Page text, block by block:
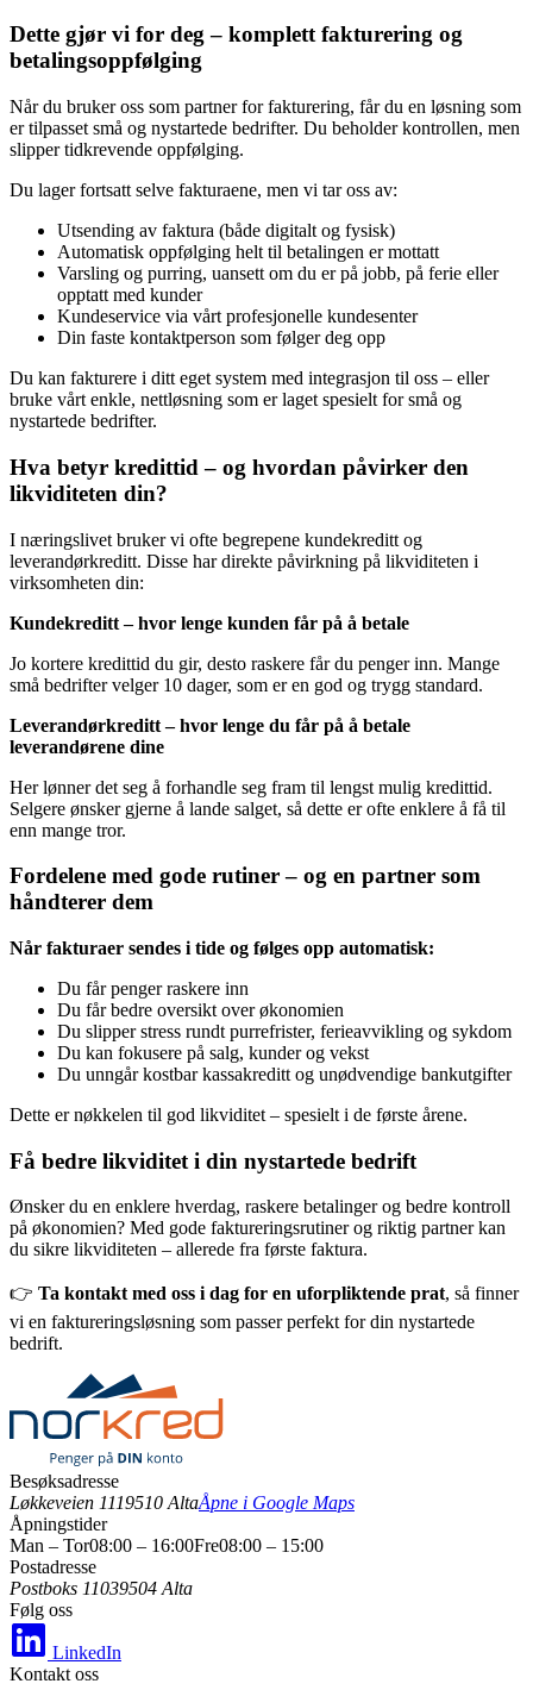
Dette gjør vi for deg – komplett fakturering og
betalingsoppfølging
Når du bruker oss som partner for fakturering, får du en løsning som
er tilpasset små og nystartede bedrifter. Du beholder kontrollen, men
slipper tidkrevende oppfølging.
Du lager fortsatt selve fakturaene, men vi tar oss av:
Utsending av faktura (både digitalt og fysisk)
Automatisk oppfølging helt til betalingen er mottatt
Varsling og purring, uansett om du er på jobb, på ferie eller
opptatt med kunder
Kundeservice via vårt profesjonelle kundesenter
Din faste kontaktperson som følger deg opp
Du kan fakturere i ditt eget system med integrasjon til oss – eller
bruke vårt enkle, nettløsning som er laget spesielt for små og
nystartede bedrifter.
Hva betyr kredittid – og hvordan påvirker den
likviditeten din?
I næringslivet bruker vi ofte begrepene kundekreditt og
leverandørkreditt. Disse har direkte påvirkning på likviditeten i
virksomheten din:
Kundekreditt – hvor lenge kunden får på å betale
Jo kortere kredittid du gir, desto raskere får du penger inn. Mange
små bedrifter velger 10 dager, som er en god og trygg standard.
Leverandørkreditt – hvor lenge du får på å betale
leverandørene dine
Her lønner det seg å forhandle seg fram til lengst mulig kredittid.
Selgere ønsker gjerne å lande salget, så dette er ofte enklere å få til
enn mange tror.
Fordelene med gode rutiner – og en partner som
håndterer dem
Når fakturaer sendes i tide og følges opp automatisk:
Du får penger raskere inn
Du får bedre oversikt over økonomien
Du slipper stress rundt purrefrister, ferieavvikling og sykdom
Du kan fokusere på salg, kunder og vekst
Du unngår kostbar kassakreditt og unødvendige bankutgifter
Dette er nøkkelen til god likviditet – spesielt i de første årene.
Få bedre likviditet i din nystartede bedrift
Ønsker du en enklere hverdag, raskere betalinger og bedre kontroll
på økonomien? Med gode faktureringsrutiner og riktig partner kan
du sikre likviditeten – allerede fra første faktura.
👉 Ta kontakt med oss i dag for en uforpliktende prat, så finner
vi en faktureringsløsning som passer perfekt for din nystartede
bedrift.
Besøksadresse
Løkkeveien 1119510 AltaÅpne i Google Maps
Åpningstider
Man – Tor08:00 – 16:00Fre08:00 – 15:00
Postadresse
Postboks 11039504 Alta
Følg oss
LinkedIn
Kontakt oss